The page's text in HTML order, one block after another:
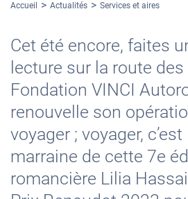
Accueil Actualités Services et aires
Cet été encore, faites
lecture sur la route
Fondation VINCI
renouvelle son
voyager ; voyager, c’est
marraine de cette 7e
romancière Lilia